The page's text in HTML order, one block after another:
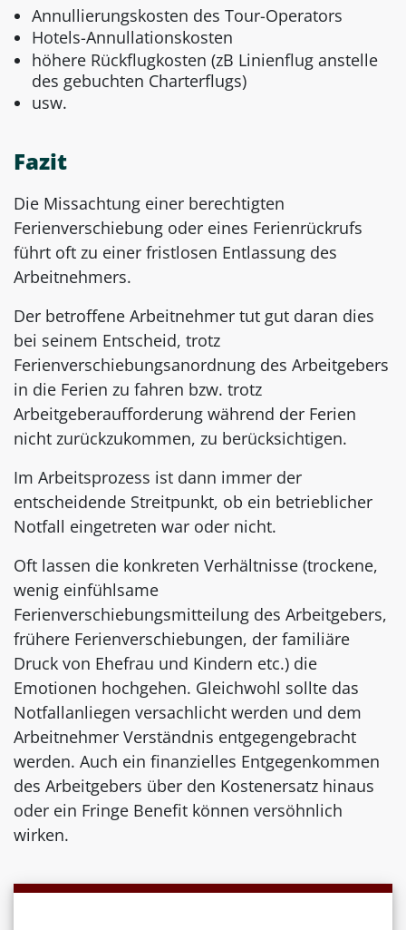
Annullierungskosten des Tour-Operators
Hotels-Annullationskosten
höhere Rückflugkosten (zB Linienflug anstelle
des gebuchten Charterflugs)
usw.
Fazit
Die Missachtung einer berechtigten
Ferienverschiebung oder eines Ferienrückrufs
führt oft zu einer fristlosen Entlassung des
Arbeitnehmers.
Der betroffene Arbeitnehmer tut gut daran dies
bei seinem Entscheid, trotz
Ferienverschiebungsanordnung des Arbeitgebers
in die Ferien zu fahren bzw. trotz
Arbeitgeberaufforderung während der Ferien
nicht zurückzukommen, zu berücksichtigen.
Im Arbeitsprozess ist dann immer der
entscheidende Streitpunkt, ob ein betrieblicher
Notfall eingetreten war oder nicht.
Oft lassen die konkreten Verhältnisse (trockene,
wenig einfühlsame
Ferienverschiebungsmitteilung des Arbeitgebers,
frühere Ferienverschiebungen, der familiäre
Druck von Ehefrau und Kindern etc.) die
Emotionen hochgehen. Gleichwohl sollte das
Notfallanliegen versachlicht werden und dem
Arbeitnehmer Verständnis entgegengebracht
werden. Auch ein finanzielles Entgegenkommen
des Arbeitgebers über den Kostenersatz hinaus
oder ein Fringe Benefit können versöhnlich
wirken.